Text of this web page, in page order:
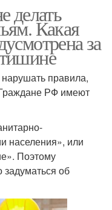
делать
Какая
за
правила,
РФ имеют
населения», или
Поэтому
об